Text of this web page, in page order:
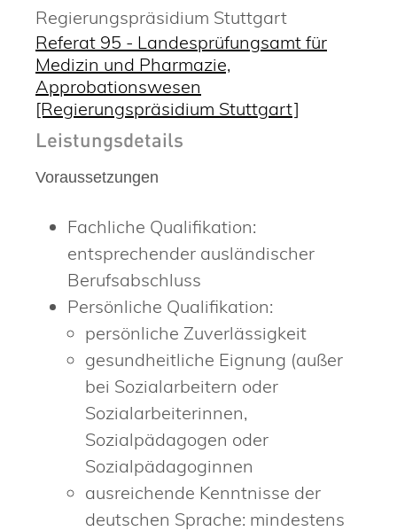
Regierungspräsidium Stuttgart
Referat 95 - Landesprüfungsamt für
Medizin und Pharmazie,
Approbationswesen
[Regierungspräsidium Stuttgart]
Leistungsdetails
Voraussetzungen
Fachliche Qualifikation:
entsprechender ausländischer
Berufsabschluss
Persönliche Qualifikation:
persönliche Zuverlässigkeit
gesundheitliche Eignung (außer
bei Sozialarbeitern oder
Sozialarbeiterinnen,
Sozialpädagogen oder
Sozialpädagoginnen
ausreichende Kenntnisse der
deutschen Sprache: mindestens